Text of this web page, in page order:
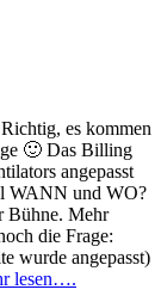
es kommen
🙂 Das Billing
angepasst
WANN und WO?
Bühne. Mehr
die Frage:
wurde angepasst)
lesen….